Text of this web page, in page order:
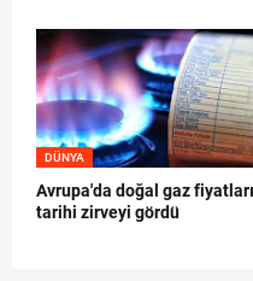
DÜNYA
Avrupa'da doğal gaz fiyatları
tarihi zirveyi gördü